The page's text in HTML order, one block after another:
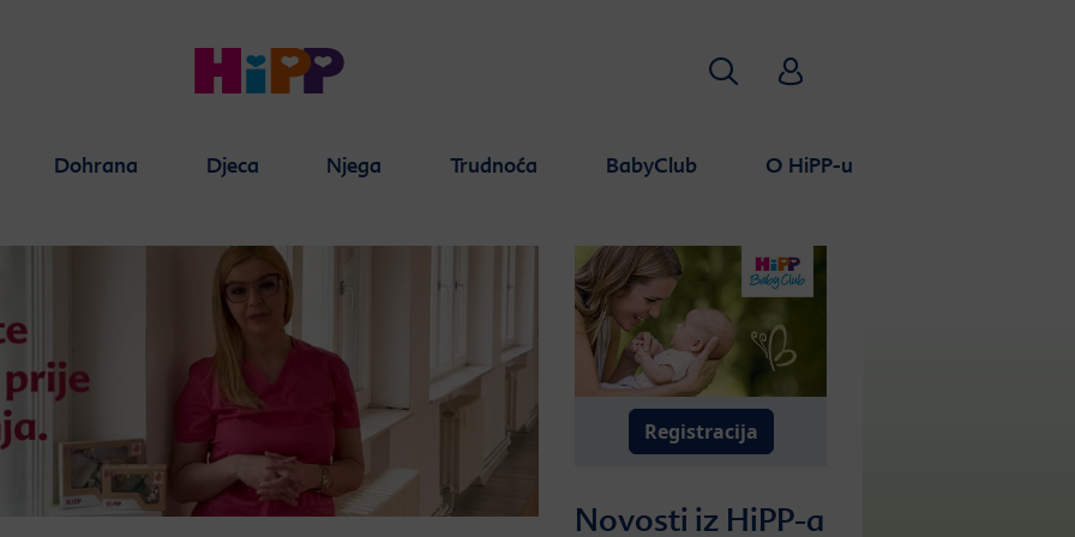
Dohrana Djeca Njega Trudnoća BabyClub O HiPP-u
Traži HiPP Babyclub
Registracija
Novosti iz HiPP-a